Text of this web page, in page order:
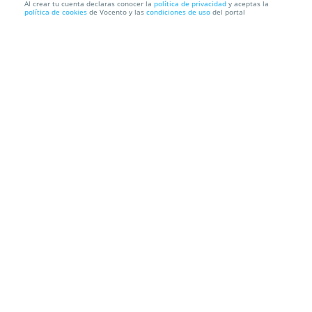
Royalty Line | Set de 4 Maletas | Cerraduras
Al crear tu cuenta declaras conocer la política de privacidad y aceptas la
política de cookies de Vocento y las condiciones de uso del portal